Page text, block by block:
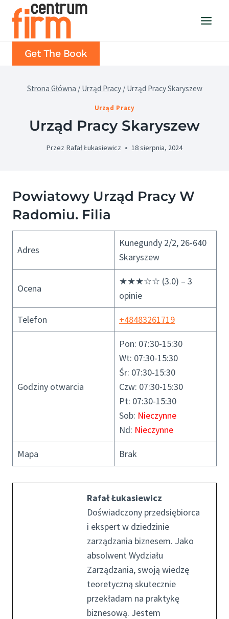
Przejdź
Get The Book
Strona Główna / Urząd Pracy / Urząd Pracy Skaryszew
Urząd Pracy
Urząd Pracy Skaryszew
Przez Rafał Łukasiewicz 18 sierpnia, 2024
Powiatowy Urząd Pracy W
Radomiu. Filia
Adres
Kunegundy 2/2, 26-640
Skaryszew
Ocena
★★★☆☆ (3.0) – 3
opinie
Telefon +48483261719
Godziny otwarcia
Pon: 07:30-15:30
Wt: 07:30-15:30
Śr: 07:30-15:30
Czw: 07:30-15:30
Pt: 07:30-15:30
Sob: Nieczynne
Nd: Nieczynne
Mapa Brak
Rafał Łukasiewicz
Doświadczony przedsiębiorca
i ekspert w dziedzinie
zarządzania biznesem. Jako
absolwent Wydziału
Zarządzania, swoją wiedzę
teoretyczną skutecznie
przekładam na praktykę
biznesową. Jestem